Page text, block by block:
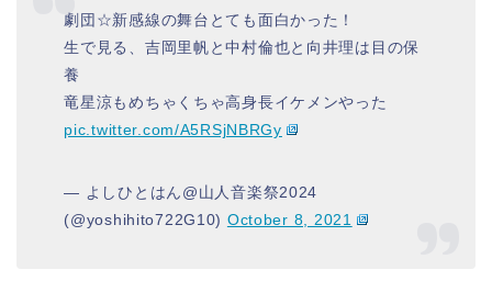
劇団☆新感線の舞台とても面白かった！
生で見る、吉岡里帆と中村倫也と向井理は目の保
養
竜星涼もめちゃくちゃ高身長イケメンやった
pic.twitter.com/A5RSjNBRGy
— よしひとはん@山人音楽祭2024
(@yoshihito722G10) October 8, 2021